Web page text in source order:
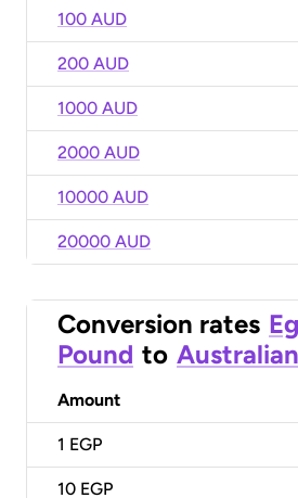
100 AUD
200 AUD
1000 AUD
2000 AUD
10000 AUD
20000 AUD
Conversion rates
Pound to
Amount
1 EGP
10 EGP